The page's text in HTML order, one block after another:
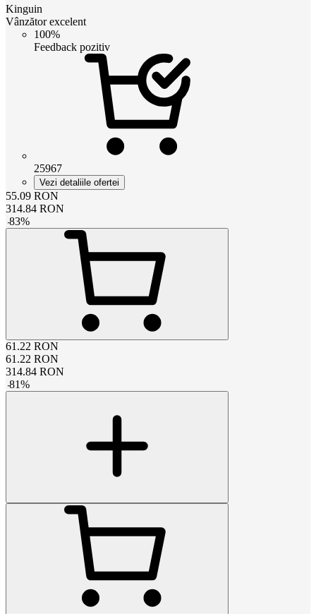
Kinguin
Vânzător excelent
100%
Feedback pozitiv
25967
Vezi detaliile ofertei
55.09 RON
314.84 RON
-83%
61.22 RON
61.22 RON
314.84 RON
-81%